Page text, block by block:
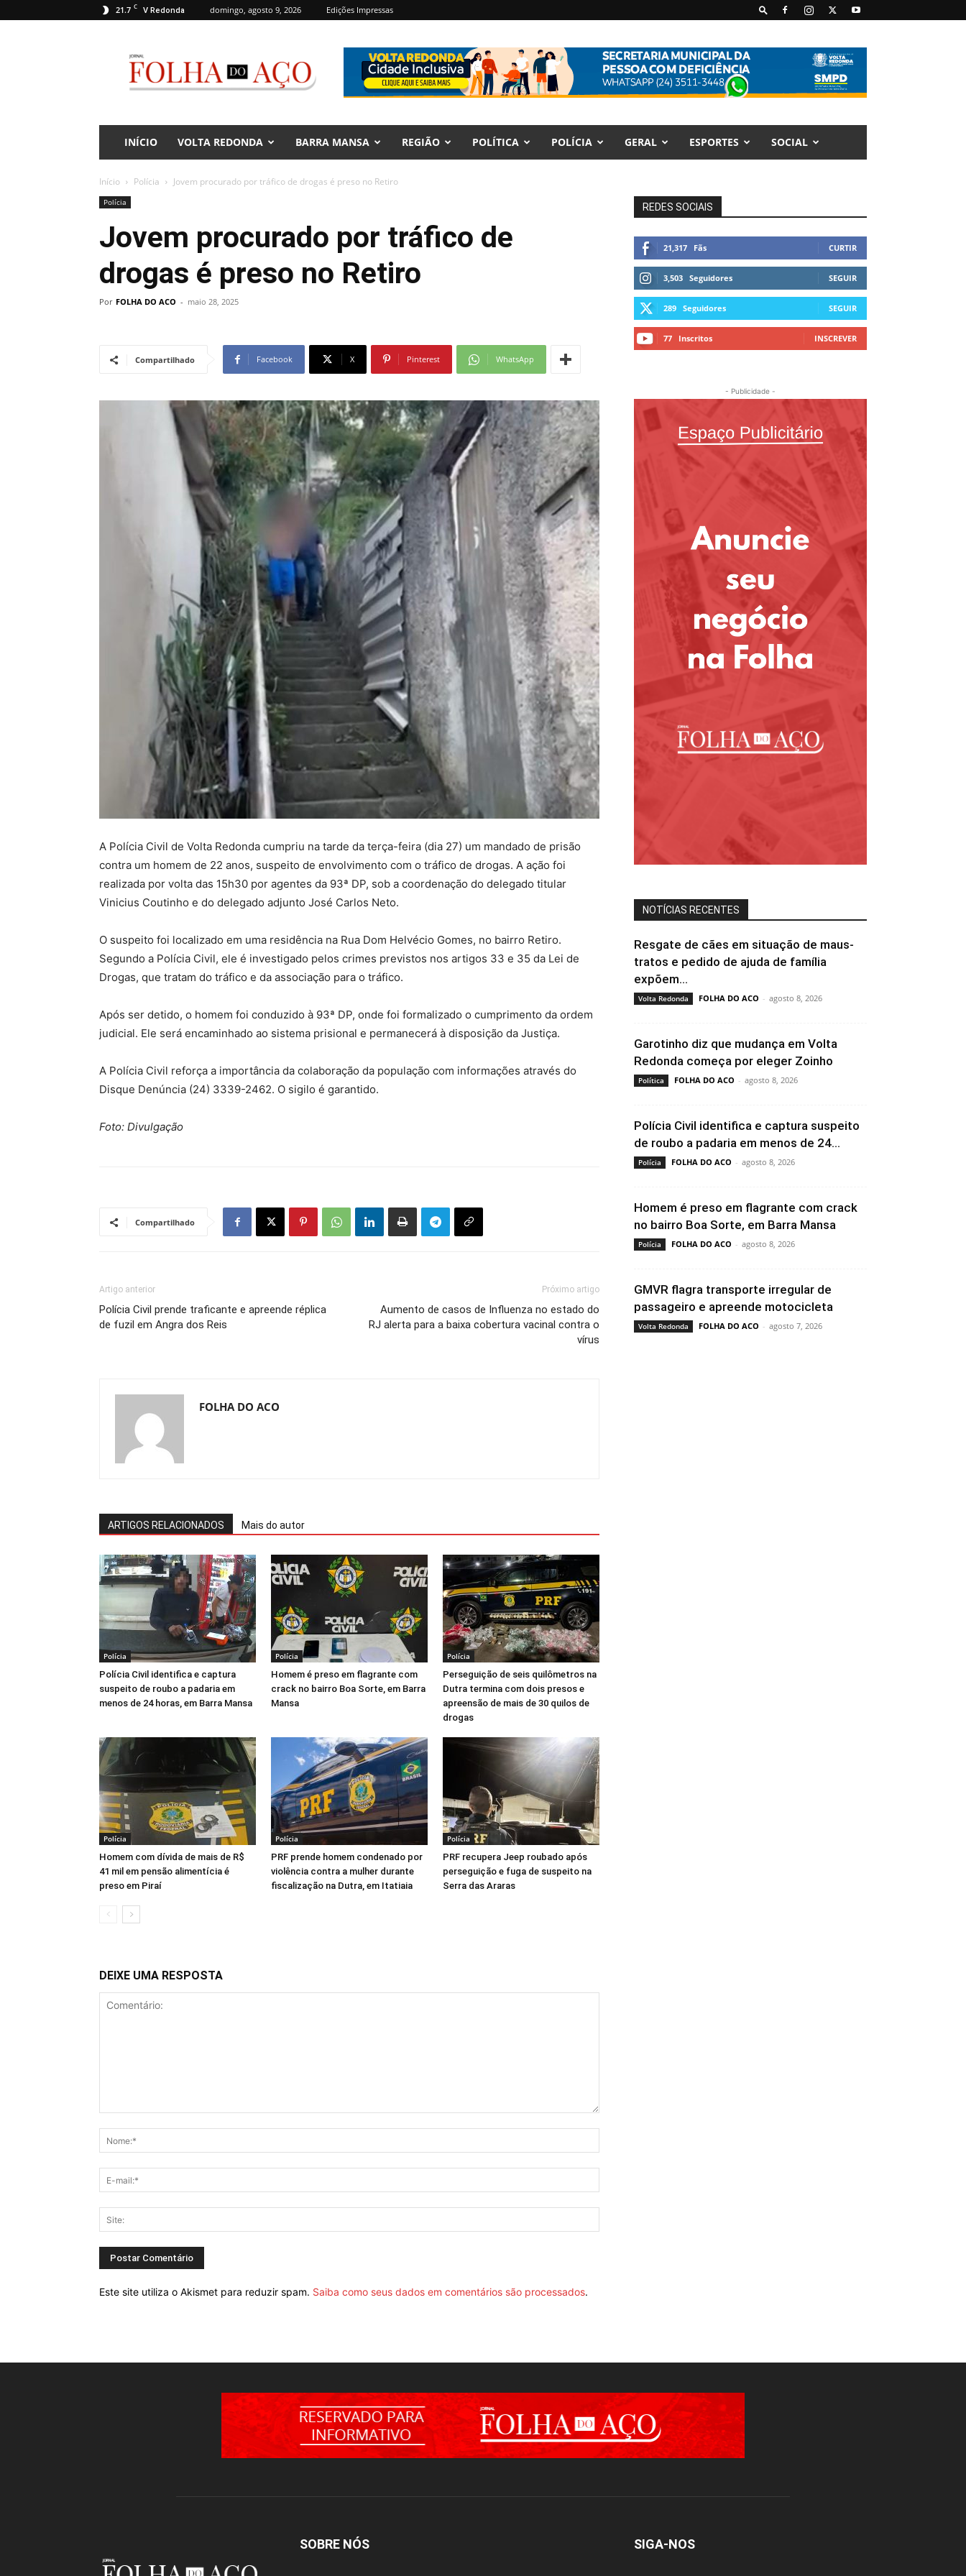
21.7 C V Redonda domingo, agosto 9, 2026 Edições Impressas
Folha
do
Aço
INÍCIO VOLTA REDONDA BARRA MANSA REGIÃO POLÍTICA POLÍCIA GERAL ESPORTES SOCIAL
Início Polícia Jovem procurado por tráfico de drogas é preso no Retiro
Polícia
Jovem procurado por tráfico de
drogas é preso no Retiro
Por FOLHA DO ACO - maio 28, 2025
Compartilhado Facebook X Pinterest WhatsApp
A Polícia Civil de Volta Redonda cumpriu na tarde da terça-feira (dia 27) um mandado de prisão
contra um homem de 22 anos, suspeito de envolvimento com o tráfico de drogas. A ação foi
realizada por volta das 15h30 por agentes da 93ª DP, sob a coordenação do delegado titular
Vinicius Coutinho e do delegado adjunto José Carlos Neto.
O suspeito foi localizado em uma residência na Rua Dom Helvécio Gomes, no bairro Retiro.
Segundo a Polícia Civil, ele é investigado pelos crimes previstos nos artigos 33 e 35 da Lei de
Drogas, que tratam do tráfico e da associação para o tráfico.
Após ser detido, o homem foi conduzido à 93ª DP, onde foi formalizado o cumprimento da ordem
judicial. Ele será encaminhado ao sistema prisional e permanecerá à disposição da Justiça.
A Polícia Civil reforça a importância da colaboração da população com informações através do
Disque Denúncia (24) 3339-2462. O sigilo é garantido.
Foto: Divulgação
Compartilhado
Artigo anterior
Polícia Civil prende traficante e apreende réplica
de fuzil em Angra dos Reis
Próximo artigo
Aumento de casos de Influenza no estado do
RJ alerta para a baixa cobertura vacinal contra o
vírus
FOLHA DO ACO
ARTIGOS RELACIONADOS Mais do autor
Polícia
Polícia Civil identifica e captura
suspeito de roubo a padaria em
menos de 24 horas, em Barra Mansa
Polícia
Homem é preso em flagrante com
crack no bairro Boa Sorte, em Barra
Mansa
Polícia
Perseguição de seis quilômetros na
Dutra termina com dois presos e
apreensão de mais de 30 quilos de
drogas
Polícia
Homem com dívida de mais de R$
41 mil em pensão alimentícia é
preso em Piraí
Polícia
PRF prende homem condenado por
violência contra a mulher durante
fiscalização na Dutra, em Itatiaia
Polícia
PRF recupera Jeep roubado após
perseguição e fuga de suspeito na
Serra das Araras
DEIXE UMA RESPOSTA
Este site utiliza o Akismet para reduzir spam. Saiba como seus dados em comentários são processados.
REDES SOCIAIS
21,317 Fãs CURTIR
3,503 Seguidores SEGUIR
289 Seguidores SEGUIR
77 Inscritos INSCREVER
- Publicidade -
NOTÍCIAS RECENTES
Resgate de cães em situação de maus-
tratos e pedido de ajuda de família
expõem...
Volta Redonda FOLHA DO ACO - agosto 8, 2026
Garotinho diz que mudança em Volta
Redonda começa por eleger Zoinho
Política FOLHA DO ACO - agosto 8, 2026
Polícia Civil identifica e captura suspeito
de roubo a padaria em menos de 24...
Polícia FOLHA DO ACO - agosto 8, 2026
Homem é preso em flagrante com crack
no bairro Boa Sorte, em Barra Mansa
Polícia FOLHA DO ACO - agosto 8, 2026
GMVR flagra transporte irregular de
passageiro e apreende motocicleta
Volta Redonda FOLHA DO ACO - agosto 7, 2026
SOBRE NÓS SIGA-NOS